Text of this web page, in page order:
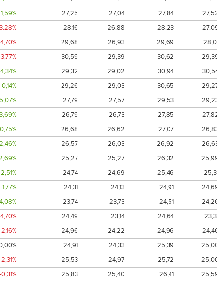
1,59%
27,25 27,04 27,84
28,16 26,88 28,23
29,68 26,93 29,69
30,59 29,39 30,62
4,34%
29,32 29,02 30,94
0,14%
29,26 29,03 30,65
5,07%
27,79 27,57 29,53
3,69%
26,79 26,73 27,85
0,75%
26,68 26,62 27,07
2,46%
26,57 26,03 26,92
25,27 25,27 26,32
2,51%
24,74 24,69 25,46
1,77%
24,31 24,13 24,91
4,08%
23,74 23,73 24,51
24,49 23,14 24,64
-2,16%
24,96 24,22 24,96
24,91 24,33 25,39
-2,31%
25,53 24,97 25,72
-0,31%
25,83 25,40 26,41